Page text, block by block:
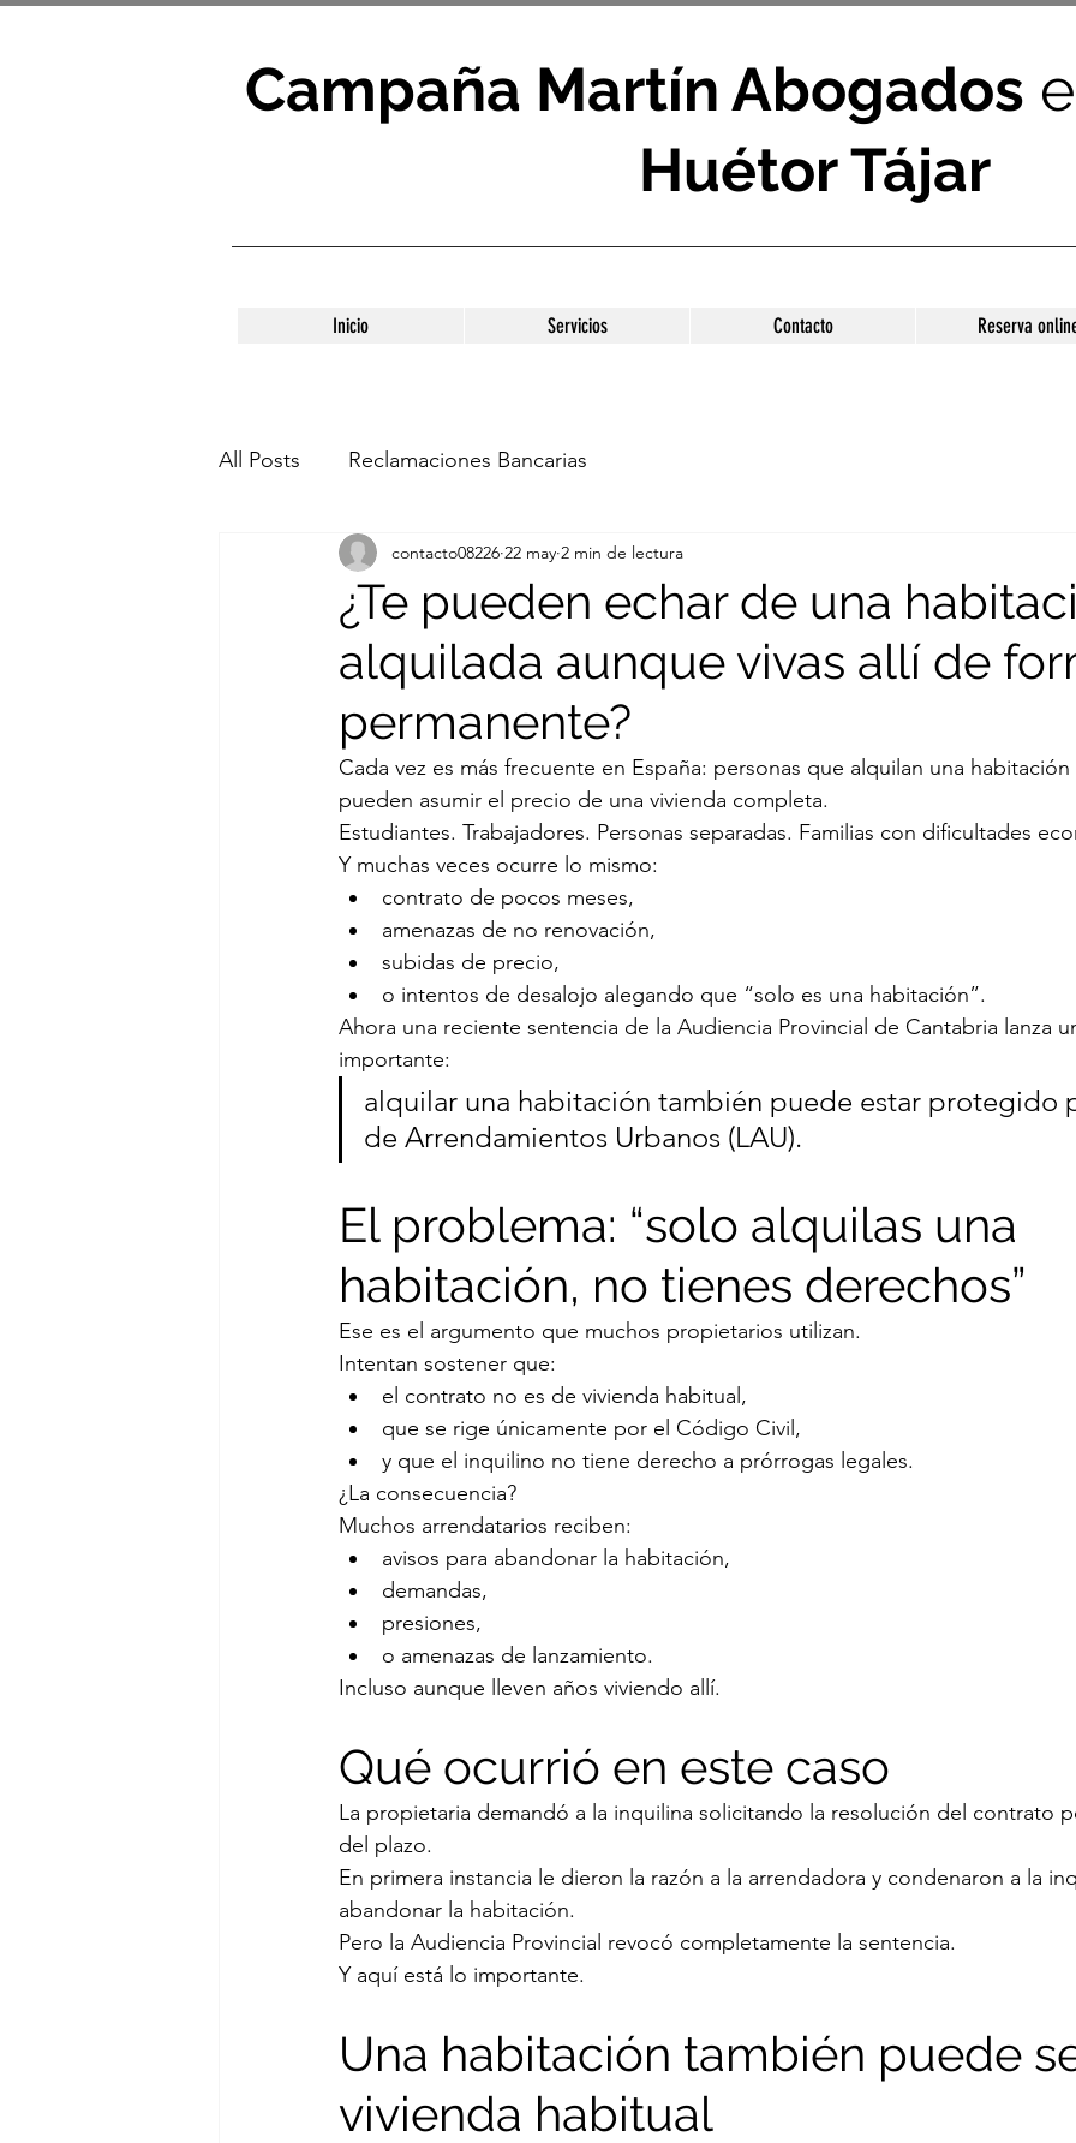
Campaña Martín Abogados
Huétor Tájar
Inicio Servicios Contacto Reserva
All Posts Reclamaciones Bancarias
¿Te pueden echar de una
alquilada aunque vivas allí de
permanente?
contacto08226 22 may 2 min de lectura
Cada vez es más frecuente en España: personas que alquilan una
pueden asumir el precio de una vivienda completa.
Estudiantes. Trabajadores. Personas separadas. Familias con dificultades
Y muchas veces ocurre lo mismo:
contrato de pocos meses,
amenazas de no renovación,
subidas de precio,
o intentos de desalojo alegando que “solo es una habitación”.
Ahora una reciente sentencia de la Audiencia Provincial de Cantabria lanza
importante:
alquilar una habitación también puede estar protegido
de Arrendamientos Urbanos (LAU).
El problema: “solo alquilas una
habitación, no tienes derechos”
Ese es el argumento que muchos propietarios utilizan.
Intentan sostener que:
el contrato no es de vivienda habitual,
que se rige únicamente por el Código Civil,
y que el inquilino no tiene derecho a prórrogas legales.
¿La consecuencia?
Muchos arrendatarios reciben:
avisos para abandonar la habitación,
demandas,
presiones,
o amenazas de lanzamiento.
Incluso aunque lleven años viviendo allí.
Qué ocurrió en este caso
La propietaria demandó a la inquilina solicitando la resolución del contrato
del plazo.
En primera instancia le dieron la razón a la arrendadora y condenaron a la
abandonar la habitación.
Pero la Audiencia Provincial revocó completamente la sentencia.
Y aquí está lo importante.
Una habitación también puede
vivienda habitual